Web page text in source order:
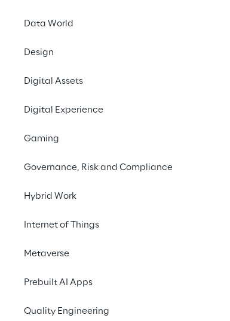
Data World
Design
Digital Assets
Digital Experience
Gaming
Governance, Risk and Compliance
Hybrid Work
Internet of Things
Metaverse
Prebuilt AI Apps
Quality Engineering
soluzioni
aziende
rafforza il
settori e ne
Le esigenze
i segnali dei
operano in
AI-